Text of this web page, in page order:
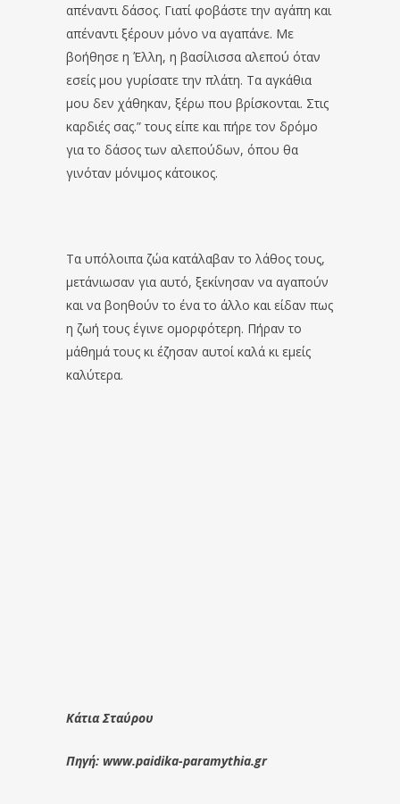
απέναντι δάσος. Γιατί φοβάστε την αγάπη και
απέναντι ξέρουν μόνο να αγαπάνε. Με
βοήθησε η Έλλη, η βασίλισσα αλεπού όταν
εσείς μου γυρίσατε την πλάτη. Τα αγκάθια
μου δεν χάθηκαν, ξέρω που βρίσκονται. Στις
καρδιές σας.” τους είπε και πήρε τον δρόμο
για το δάσος των αλεπούδων, όπου θα
γινόταν μόνιμος κάτοικος.
Τα υπόλοιπα ζώα κατάλαβαν το λάθος τους,
μετάνιωσαν για αυτό, ξεκίνησαν να αγαπούν
και να βοηθούν το ένα το άλλο και είδαν πως
η ζωή τους έγινε ομορφότερη. Πήραν το
μάθημά τους κι έζησαν αυτοί καλά κι εμείς
καλύτερα.
Κάτια Σταύρου
Πηγή: www.paidika-paramythia.gr